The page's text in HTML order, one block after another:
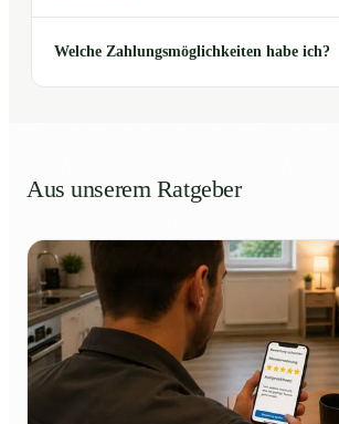
Welche Zahlungsmöglichkeiten habe ich?
Aus unserem Ratgeber